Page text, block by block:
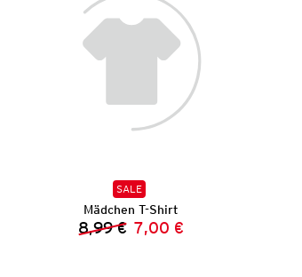
SALE
Mädchen T-Shirt
Vorheriger Preis:
8,99 € Neuer Preis:
7,00 €